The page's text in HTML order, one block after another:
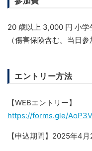
20 歳以上 3,000 円 小学
（傷害保険含む。当日
エントリー方法
【WEBエントリー】
https://forms.gle/
【申込期間】2025年4